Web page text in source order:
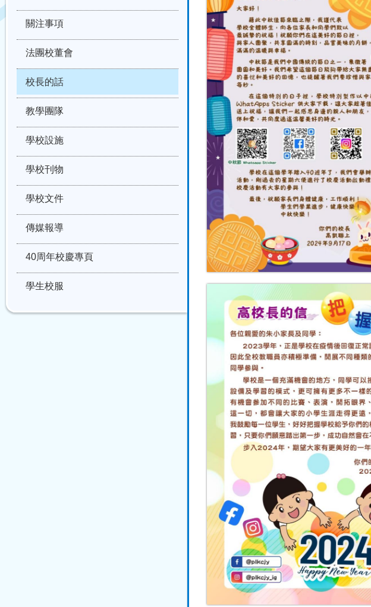
關注事項
法團校董會
校長的話
教學團隊
學校設施
學校刊物
學校文件
傳媒報導
40周年校慶專頁
學生校服